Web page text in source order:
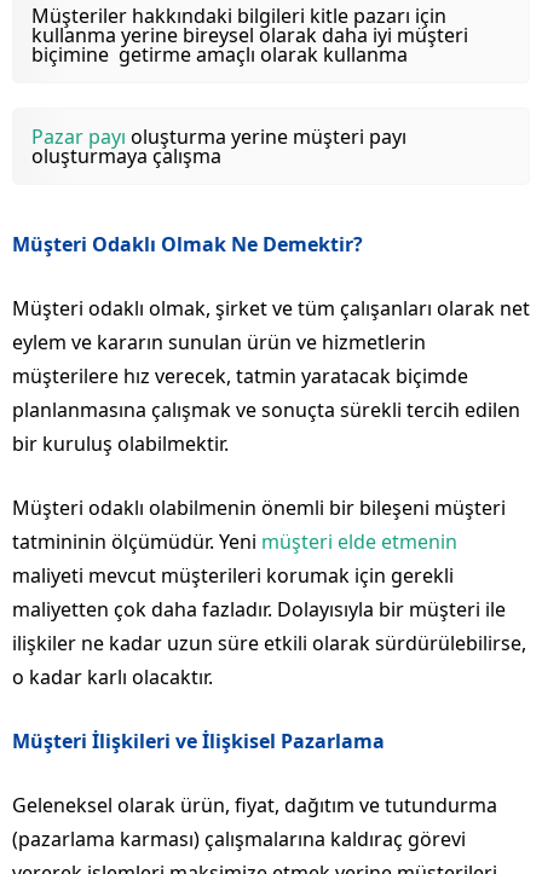
Müşteriler hakkındaki bilgileri kitle pazarı için
kullanma yerine bireysel olarak daha iyi müşteri
biçimine getirme amaçlı olarak kullanma
Pazar payı oluşturma yerine müşteri payı
oluşturmaya çalışma
Müşteri Odaklı Olmak Ne Demektir?
Müşteri odaklı olmak, şirket ve tüm çalışanları olarak net
eylem ve kararın sunulan ürün ve hizmetlerin
müşterilere hız verecek, tatmin yaratacak biçimde
planlanmasına çalışmak ve sonuçta sürekli tercih edilen
bir kuruluş olabilmektir.
Müşteri odaklı olabilmenin önemli bir bileşeni müşteri
tatmininin ölçümüdür. Yeni müşteri elde etmenin
maliyeti mevcut müşterileri korumak için gerekli
maliyetten çok daha fazladır. Dolayısıyla bir müşteri ile
ilişkiler ne kadar uzun süre etkili olarak sürdürülebilirse,
o kadar karlı olacaktır.
Müşteri İlişkileri ve İlişkisel Pazarlama
Geleneksel olarak ürün, fiyat, dağıtım ve tutundurma
(pazarlama karması) çalışmalarına kaldıraç görevi